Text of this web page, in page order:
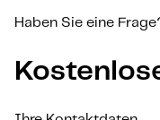
Haben Sie eine